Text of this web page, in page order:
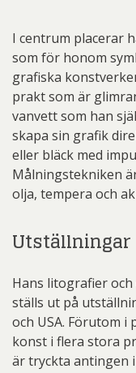
I centrum placerar
som för honom
grafiska
prakt som är
vanvett som han
skapa sin grafik
eller bläck med
Målningstekniken
olja, tempera och
Utställningar
Hans litografier
ställs ut på
och USA. Förutom i
konst i flera stora
är tryckta antingen